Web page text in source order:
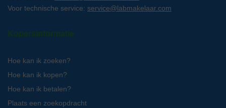
Voor technische service: service@labmakelaar.com
Kopersinformatie
Hoe kan ik zoeken?
Hoe kan ik kopen?
Hoe kan ik betalen?
Plaats een zoekopdracht